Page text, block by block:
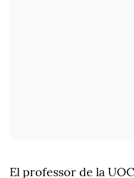
El professor de la